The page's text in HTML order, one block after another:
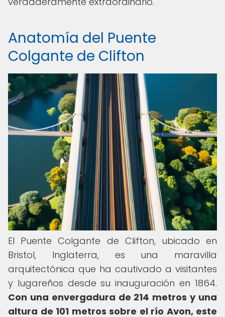
Anatomía del Puente
Colgante de Clifton
El Puente Colgante de Clifton, ubicado en
Bristol, Inglaterra, es una maravilla
arquitectónica que ha cautivado a visitantes
y lugareños desde su inauguración en 1864.
Con una envergadura de 214 metros y una
altura de 101 metros sobre el río Avon, este